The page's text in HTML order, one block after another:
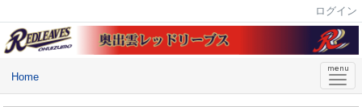
ログイン
Home